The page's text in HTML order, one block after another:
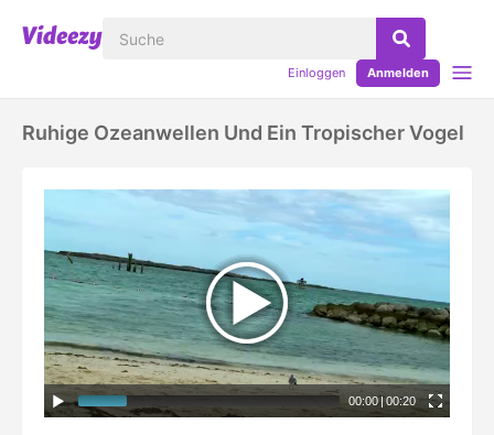
Einloggen Anmelden
Ruhige Ozeanwellen Und Ein Tropischer Vogel
00:00|00:20